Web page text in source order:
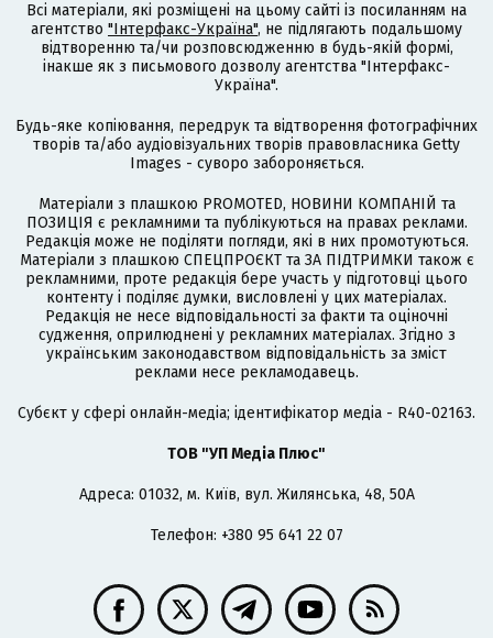
Всі матеріали, які розміщені на цьому сайті із посиланням на
агентство "Інтерфакс-Україна", не підлягають подальшому
відтворенню та/чи розповсюдженню в будь-якій формі,
інакше як з письмового дозволу агентства "Інтерфакс-
Україна".
Будь-яке копіювання, передрук та відтворення фотографічних
творів та/або аудіовізуальних творів правовласника Getty
Images - суворо забороняється.
Матеріали з плашкою PROMOTED, НОВИНИ КОМПАНІЙ та
ПОЗИЦІЯ є рекламними та публікуються на правах реклами.
Редакція може не поділяти погляди, які в них промотуються.
Матеріали з плашкою СПЕЦПРОЄКТ та ЗА ПІДТРИМКИ також є
рекламними, проте редакція бере участь у підготовці цього
контенту і поділяє думки, висловлені у цих матеріалах.
Редакція не несе відповідальності за факти та оціночні
судження, оприлюднені у рекламних матеріалах. Згідно з
українським законодавством відповідальність за зміст
реклами несе рекламодавець.
Cубєкт у сфері онлайн-медіа; ідентифікатор медіа - R40-02163.
ТОВ "УП Медіа Плюс"
Адреса: 01032, м. Київ, вул. Жилянська, 48, 50А
Телефон: +380 95 641 22 07